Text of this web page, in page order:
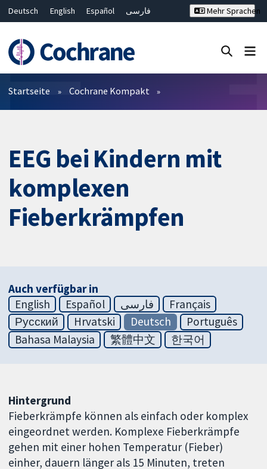
Deutsch English Español
فارسی
Bahasa Malaysia
ไทย
繁體中文
简体中文
Mehr Sprachen
Filter
Startseite Cochrane Kompakt
EEG bei Kindern mit
komplexen
Fieberkrämpfen
Auch verfügbar in
English
Español فارسی
Français
Русский
Hrvatski Deutsch
Português
Bahasa Malaysia
繁體中文 한국어
Hintergrund
Fieberkrämpfe können als einfach oder komplex
eingeordnet werden. Komplexe Fieberkrämpfe
gehen mit einer hohen Temperatur (Fieber)
einher, dauern länger als 15 Minuten, treten